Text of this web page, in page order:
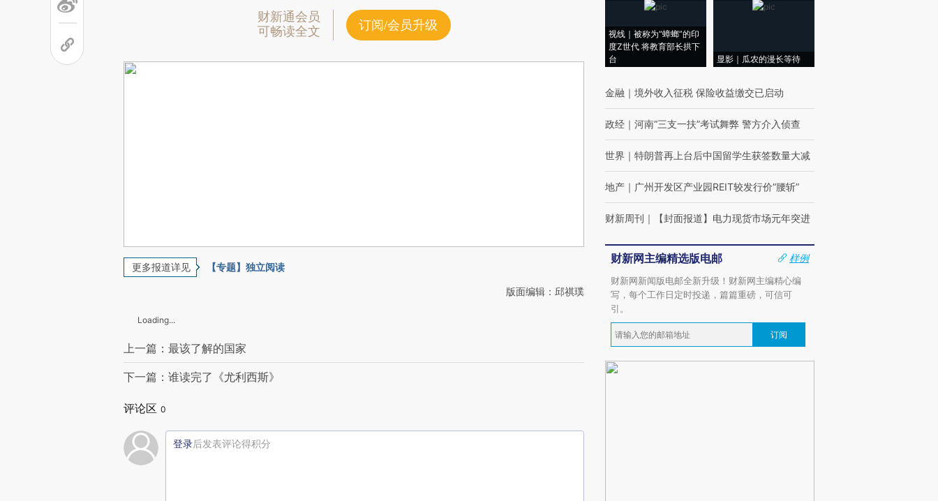
财新通会员
可畅读全文
订阅/会员升级
更多报道详见 【专题】独立阅读
版面编辑：邱祺璞
Loading...
上一篇：最该了解的国家
下一篇：谁读完了《尤利西斯》
评论区 0
登录后发表评论得积分
视线｜被称为“蟑螂”的印
度Z世代 将教育部长拱下
台
显影｜瓜农的漫长等待
金融 ｜ 境外收入征税 保险收益缴交已启动
政经 ｜ 河南“三支一扶”考试舞弊 警方介入侦查
世界 ｜ 特朗普再上台后中国留学生获签数量大减
地产 ｜ 广州开发区产业园REIT较发行价“腰斩”
财新周刊 ｜ 【封面报道】电力现货市场元年突进
财新网主编精选版电邮
样例
财新网新闻版电邮全新升级！财新网主编精心编
写，每个工作日定时投递，篇篇重磅，可信可
引。
订阅